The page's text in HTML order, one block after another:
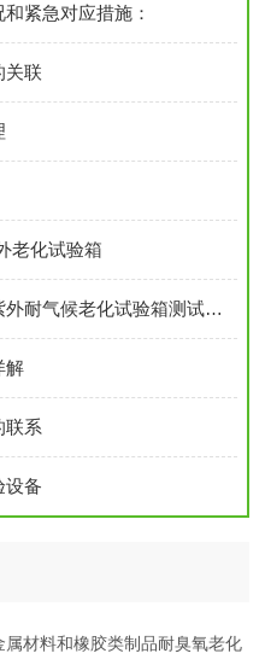
紧急对应措施：
关联
老化试验箱
氙灯耐气候老化试验箱与紫外耐气候老化试验箱测试比较
解
联系
设备
属材料和橡胶类制品耐臭氧老化